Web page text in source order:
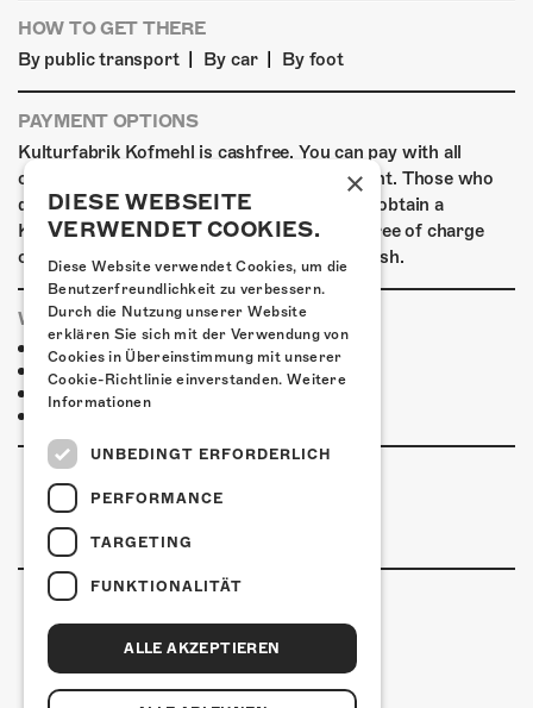
HOW TO GET THERE
By public transport
By car By foot
PAYMENT OPTIONS
Kulturfabrik Kofmehl is cashfree. You can pay with all
common debit & credit cards as well as Twint. Those who
do not have a digital means of payment can obtain a
Kofmehl wallet in the form of a debit card free of charge
outside the box office and top it up using cash.
WHERE TO STAY
Jugendherberge Solothurn
Hotel Kreuz Solothurn
H4 Hotel
Kulturfabrik Kofmehl
Kofmehlweg 1
×
DIESE WEBSEITE
VERWENDET COOKIES.
Diese Website verwendet Cookies, um die
Benutzerfreundlichkeit zu verbessern.
Durch die Nutzung unserer Website
erklären Sie sich mit der Verwendung von
Cookies in Übereinstimmung mit unserer
Cookie-Richtlinie einverstanden. Weitere
Informationen
UNBEDINGT ERFORDERLICH
PERFORMANCE
TARGETING
FUNKTIONALITÄT
ALLE AKZEPTIEREN